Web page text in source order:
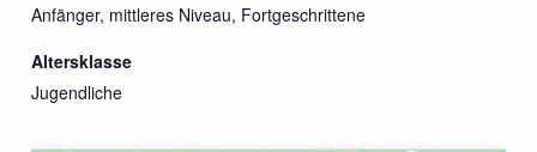
Anfänger, mittleres Niveau, Fortgeschrittene
Altersklasse
Jugendliche